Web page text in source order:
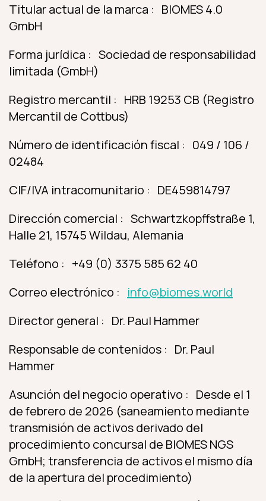
Titular actual de la marca : BIOMES 4.0
GmbH
Forma jurídica : Sociedad de responsabilidad
limitada (GmbH)
Registro mercantil : HRB 19253 CB (Registro
Mercantil de Cottbus)
Número de identificación fiscal : 049 / 106 /
02484
CIF/IVA intracomunitario : DE459814797
Dirección comercial : Schwartzkopffstraße 1,
Halle 21, 15745 Wildau, Alemania
Teléfono : +49 (0) 3375 585 62 40
Correo electrónico : info@biomes.world
Director general : Dr. Paul Hammer
Responsable de contenidos : Dr. Paul
Hammer
Asunción del negocio operativo : Desde el 1
de febrero de 2026 (saneamiento mediante
transmisión de activos derivado del
procedimiento concursal de BIOMES NGS
GmbH; transferencia de activos el mismo día
de la apertura del procedimiento)